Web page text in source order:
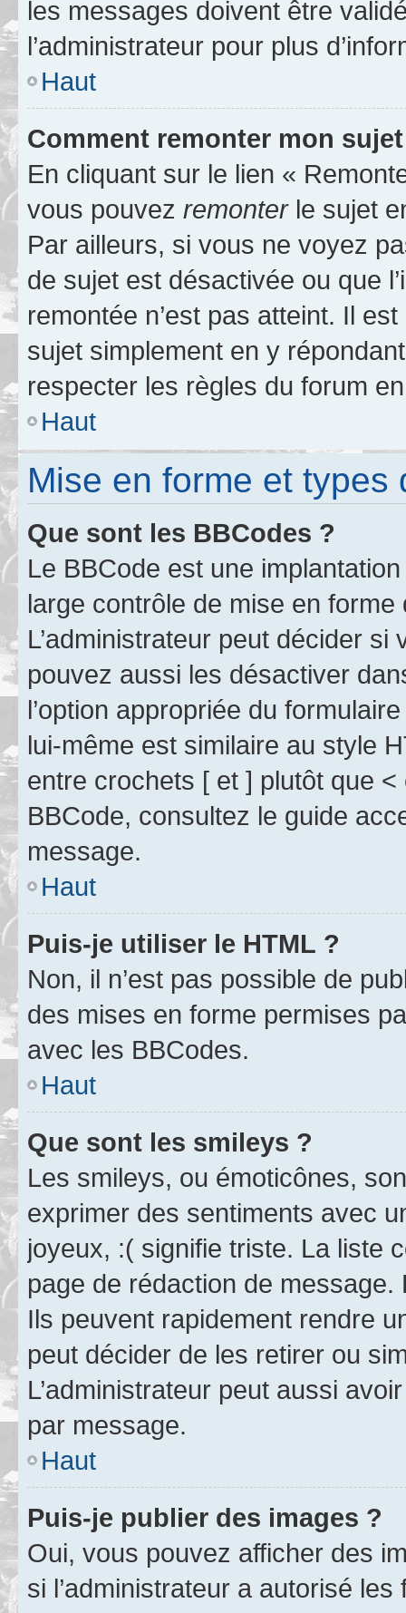
les messages doivent être
l’administrateur pour plus
Haut
Comment remonter mon
En cliquant sur le lien «
vous pouvez remonterle sujet
Par ailleurs, si vous ne voyez
de sujet est désactivée ou que
remontée n’est pas atteint. Il
sujet simplement en y
respecter les règles du forum
Haut
Mise en forme et types
Que sont les BBCodes ?
Le BBCode est une
large contrôle de mise en forme
L’administrateur peut décider
pouvez aussi les désactiver
l’option appropriée du
lui-même est similaire au style
entre crochets [ et ] plutôt que
BBCode, consultez le guide
message.
Haut
Puis-je utiliser le HTML ?
Non, il n’est pas possible de
des mises en forme permises
avec les BBCodes.
Haut
Que sont les smileys ?
Les smileys, ou émoticônes,
exprimer des sentiments avec
joyeux, :( signifie triste. La liste
page de rédaction de
Ils peuvent rapidement rendre
peut décider de les retirer ou
L’administrateur peut aussi
par message.
Haut
Puis-je publier des images ?
Oui, vous pouvez afficher des
si l’administrateur a autorisé